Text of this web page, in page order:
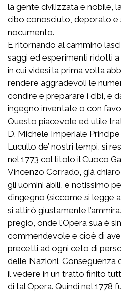
la gente civilizzata e nobile,
cibo conosciuto, deporato e
nocumento.
E ritornando al cammino
saggi ed esperimenti ridotti
in cui videsi la prima volta
rendere aggradevoli le
condire e preparare i cibi, e
ingegno inventate o con
Questo piacevole ed utile
D. Michele Imperiale
Lucullo de’ nostri tempi, si
nel 1773 col titolo il Cuoco
Vincenzo Corrado, già
gli uomini abili, e notissimo
d’ingegno (siccome si legge
si attirò giustamente
pregio, onde l’Opera sua è
commendevole e cioè di
precetti ad ogni ceto di
delle Nazioni. Conseguenza
il vedere in un tratto finito
di tal Opera. Quindi nel 1778